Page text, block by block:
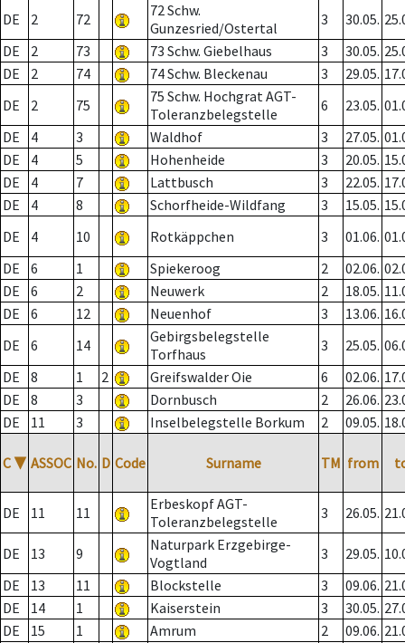
DE 2 72
72 Schw.
Gunzesried/Ostertal
3 30.05.
DE
2 73 73 Schw. Giebelhaus 3 30.05.
DE
2 74 74 Schw. Bleckenau 3 29.05.
DE
2 75
75 Schw. Hochgrat AGT-
Toleranzbelegstelle
6 23.05.
DE
4 3 Waldhof 3 27.05.
DE
4 5 Hohenheide 3 20.05.
DE
4 7 Lattbusch 3 22.05.
DE
4 8 Schorfheide-Wildfang 3 15.05.
DE
4 10 Rotkäppchen 3 01.06.
DE
6 1 Spiekeroog 2 02.06.
DE
6 2 Neuwerk 2 18.05.
DE
6 12 Neuenhof 3 13.06.
DE
6 14
Gebirgsbelegstelle
Torfhaus
3 25.05.
DE
8 1 2 Greifswalder Oie 6 02.06.
DE
8 3 Dornbusch 2 26.06.
DE
11 3 Inselbelegstelle Borkum 2 09.05.
C ▼ ASSOC No. D Code Surname TM from
DE 11 11
Erbeskopf AGT-
Toleranzbelegstelle
3 26.05.
DE 13 9
Naturpark Erzgebirge-
Vogtland
3 29.05.
DE
13 11 Blockstelle 3 09.06.
DE
14 1 Kaiserstein 3 30.05.
DE
15 1 Amrum 2 09.06.